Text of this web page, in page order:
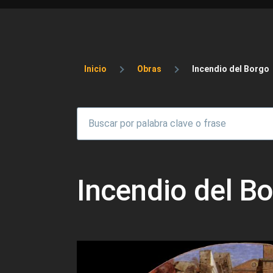
Sobrescribir enlaces
Inicio Obras Incendio del Borgo
Incendio del